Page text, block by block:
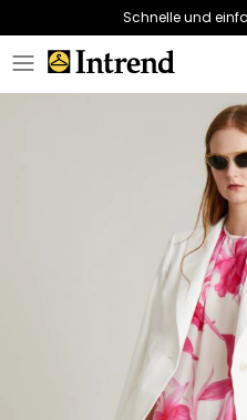
Schnelle und